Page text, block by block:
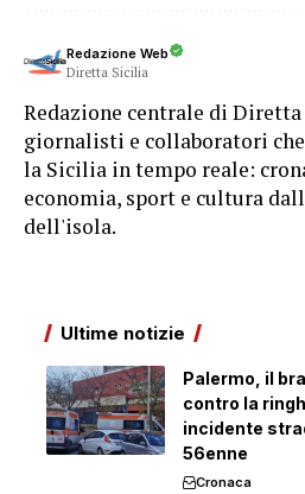
Redazione Web
Diretta Sicilia
Redazione centrale di
giornalisti e collaboratori
la Sicilia in tempo reale:
economia, sport e cultura
dell'isola.
Ultime notizie
Palermo, il
contro la
incidente
56enne
Cronaca